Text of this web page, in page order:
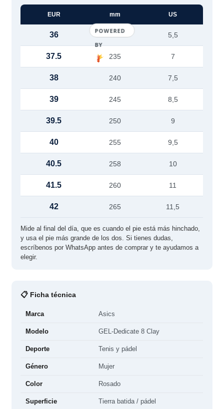
EUR mm US
36 225 5,5
37.5 235 7
38 240 7,5
39 245 8,5
39.5 250 9
40 255 9,5
40.5 258 10
41.5 260 11
42 265 11,5
Mide al final del día, que es cuando el pie está más hinchado,
y usa el pie más grande de los dos. Si tienes dudas,
escríbenos por WhatsApp antes de comprar y te ayudamos a
elegir.
📋 Ficha técnica
Marca Asics
Modelo GEL-Dedicate 8 Clay
Deporte Tenis y pádel
Género Mujer
Color Rosado
Superficie Tierra batida / pádel
POWERED
BY